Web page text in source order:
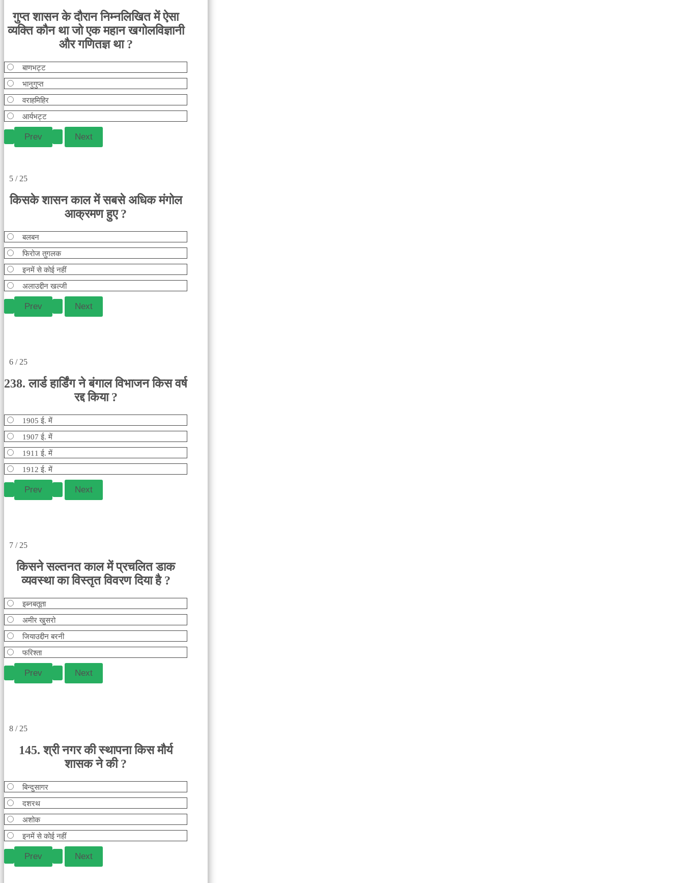
गुप्त शासन के दौरान निम्नलिखित में ऐसा
व्यक्ति कौन था जो एक महान खगोलविज्ञानी
और गणितज्ञ था ?
बाणभट्ट
भानुगुप्त
वराहमिहिर
आर्यभट्ट
5 / 25
किसके शासन काल में सबसे अधिक मंगोल
आक्रमण हुए ?
बलबन
फिरोज तुगलक
इनमें से कोई नहीं
अलाउद्दीन खल्जी
6 / 25
238. लार्ड हार्डिंग ने बंगाल विभाजन किस वर्ष
रद्द किया ?
1905 ई. में
1907 ई. में
1911 ई. में
1912 ई. में
7 / 25
किसने सल्तनत काल में प्रचलित डाक
व्यवस्था का विस्तृत विवरण दिया है ?
इब्नबतूता
अमीर खुसरो
जियाउद्दीन बरनी
फरिश्ता
8 / 25
145. श्री नगर की स्थापना किस मौर्य
शासक ने की ?
बिन्दुसागर
दशरथ
अशोक
इनमें से कोई नहीं